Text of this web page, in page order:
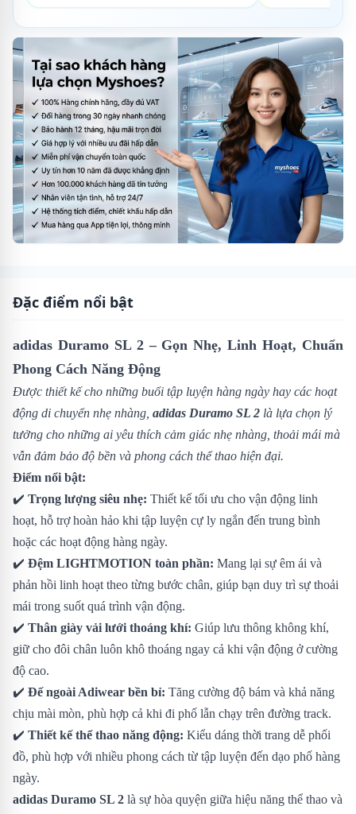
Đặc điểm nổi bật
adidas Duramo SL 2 – Gọn Nhẹ, Linh Hoạt, Chuẩn
Phong Cách Năng Động
Được thiết kế cho những buổi tập luyện hàng ngày hay các hoạt
động di chuyển nhẹ nhàng, adidas Duramo SL 2 là lựa chọn lý
tưởng cho những ai yêu thích cảm giác nhẹ nhàng, thoải mái mà
vẫn đảm bảo độ bền và phong cách thể thao hiện đại.
Điểm nổi bật:
✔️ Trọng lượng siêu nhẹ: Thiết kế tối ưu cho vận động linh
hoạt, hỗ trợ hoàn hảo khi tập luyện cự ly ngắn đến trung bình
hoặc các hoạt động hàng ngày.
✔️ Đệm LIGHTMOTION toàn phần: Mang lại sự êm ái và
phản hồi linh hoạt theo từng bước chân, giúp bạn duy trì sự thoải
mái trong suốt quá trình vận động.
✔️ Thân giày vải lưới thoáng khí: Giúp lưu thông không khí,
giữ cho đôi chân luôn khô thoáng ngay cả khi vận động ở cường
độ cao.
✔️ Đế ngoài Adiwear bền bỉ: Tăng cường độ bám và khả năng
chịu mài mòn, phù hợp cả khi đi phố lẫn chạy trên đường track.
✔️ Thiết kế thể thao năng động: Kiểu dáng thời trang dễ phối
đồ, phù hợp với nhiều phong cách từ tập luyện đến dạo phố hàng
ngày.
adidas Duramo SL 2 là sự hòa quyện giữa hiệu năng thể thao và